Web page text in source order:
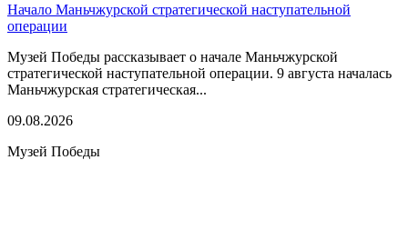
Начало Маньчжурской стратегической наступательной
операции
Музей Победы рассказывает о начале Маньчжурской
стратегической наступательной операции. 9 августа началась
Маньчжурская стратегическая...
09.08.2026
Музей Победы